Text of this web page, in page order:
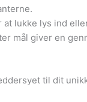
lukke lys ind
mål giver en
til dit